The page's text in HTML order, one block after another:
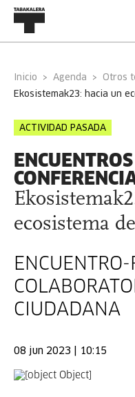
Inicio Agenda
Otros
ekosistemak23: hacia un
ACTIVIDAD PASADA
ecosistema
ENCUENTRO-
CIUDADANA
08 jun 2023 | 10:15